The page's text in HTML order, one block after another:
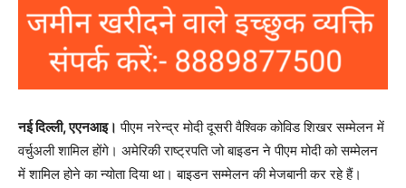
नई दिल्ली, एएनआइ। पीएम नरेन्द्र मोदी दूसरी वैश्विक कोविड शिखर सम्मेलन में
वर्चुअली शामिल होंगे। अमेरिकी राष्ट्रपति जो बाइडन ने पीएम मोदी को सम्मेलन
में शामिल होने का न्योता दिया था। बाइडन सम्मेलन की मेजबानी कर रहे हैं।